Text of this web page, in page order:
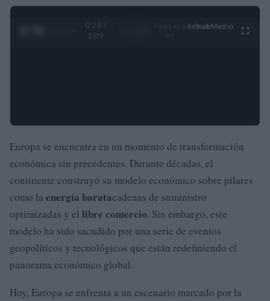
0:29 /
3:09
Ad hubMedia
Europa se encuentra en un momento de transformación
económica sin precedentes. Durante décadas, el
continente construyó su modelo económico sobre pilares
como la energía baratacadenas de suministro
optimizadas y el libre comercio. Sin embargo, este
modelo ha sido sacudido por una serie de eventos
geopolíticos y tecnológicos que están redefiniendo el
panorama económico global.
Hoy, Europa se enfrenta a un escenario marcado por la